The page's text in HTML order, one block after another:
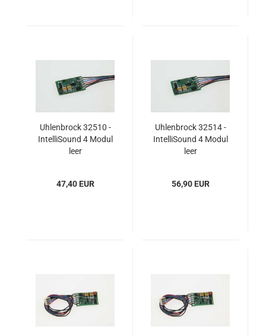
Uhlenbrock 32510 -
IntelliSound 4 Modul
leer
47,40 EUR
Uhlenbrock 32514 -
IntelliSound 4 Modul
leer
56,90 EUR